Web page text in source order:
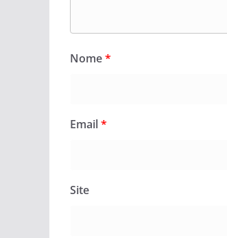
Nome*
Email*
Site